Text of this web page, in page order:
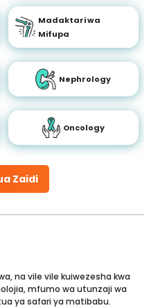
Zaidi
Madaktari wa
Mifupa
Nephrology
Oncology
na vile vile kuiwezesha kwa
mfumo wa utunzaji wa
ya safari ya matibabu.